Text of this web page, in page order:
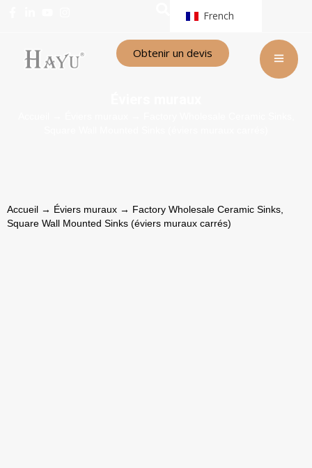
French
Obtenir un devis
Accueil → Éviers muraux → Factory Wholesale Ceramic Sinks,
Square Wall Mounted Sinks (éviers muraux carrés)